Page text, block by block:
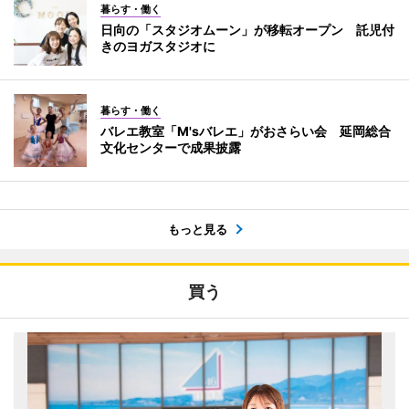
暮らす・働く
日向の「スタジオムーン」が移転オープン 託児付
きのヨガスタジオに
暮らす・働く
バレエ教室「M'sバレエ」がおさらい会 延岡総合
文化センターで成果披露
もっと見る
買う